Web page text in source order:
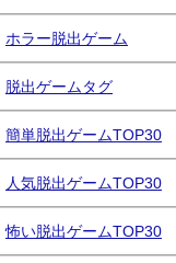
ホラー脱出ゲーム
脱出ゲームタグ
簡単脱出ゲームTOP30
人気脱出ゲームTOP30
怖い脱出ゲームTOP30